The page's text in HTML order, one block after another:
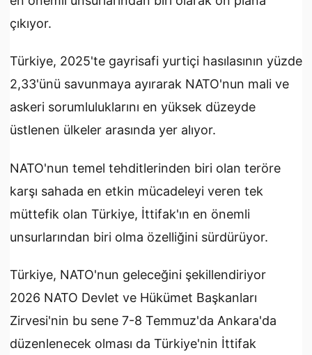
çıkıyor.
Türkiye, 2025'te gayrisafi yurtiçi hasılasının yüzde
2,33'ünü savunmaya ayırarak NATO'nun mali ve
askeri sorumluluklarını en yüksek düzeyde
üstlenen ülkeler arasında yer alıyor.
NATO'nun temel tehditlerinden biri olan teröre
karşı sahada en etkin mücadeleyi veren tek
müttefik olan Türkiye, İttifak'ın en önemli
unsurlarından biri olma özelliğini sürdürüyor.
Türkiye, NATO'nun geleceğini şekillendiriyor
2026 NATO Devlet ve Hükümet Başkanları
Zirvesi'nin bu sene 7-8 Temmuz'da Ankara'da
düzenlenecek olması da Türkiye'nin İttifak